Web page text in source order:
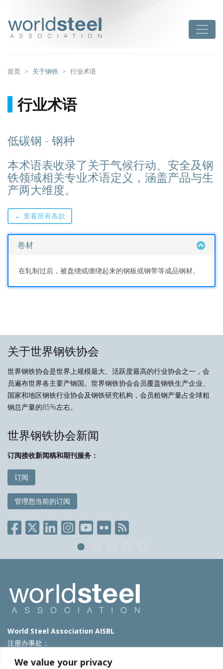
We value your privacy
首页 关于钢铁 行业术语
行业术语
低碳钢 - 钢种
本术语表收录了关于气候行动、安全及钢
铁领域相关专业术语定义，涵盖产品与生
产两大维度。
← 查看所有条款
卷材
在轧制过后，被盘绕或缠绕起来的钢板或钢带等成品钢材。
关于世界钢铁协会
世界钢铁协会是世界上规模最大、活跃度最高的行业协会之一，会
员遍布世界各主要产钢国。世界钢铁协会会员覆盖钢铁生产企业、
国家和地区钢铁行业协会及钢铁研究机构，会员粗钢产量占全球粗
钢总产量的85%左右。
世界钢铁协会新闻
订阅接收新闻稿和期刊服务：
订阅
管理您当前的订阅
World Steel Association AISBL
注册办事处：
T: +32 2 702 89 00 – E:steel@worldsteel.org